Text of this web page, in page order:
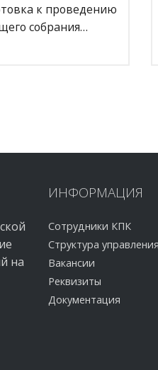
к проведению
собрания…
на
ИНФОРМАЦИЯ
Сотрудники КПК
Структура управления
Вакансии
Реквизиты
Документация